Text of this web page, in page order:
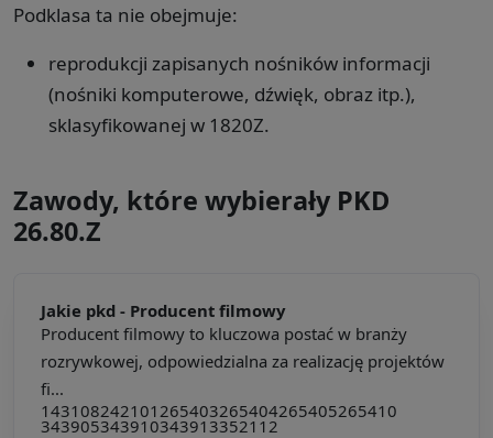
Podklasa ta nie obejmuje:
reprodukcji zapisanych nośników informacji
(nośniki komputerowe, dźwięk, obraz itp.),
sklasyfikowanej w 1820Z.
Zawody, które wybierały PKD
26.80.Z
Jakie pkd - Producent filmowy
Producent filmowy to kluczowa postać w branży
rozrywkowej, odpowiedzialna za realizację projektów
fi...
143108242101 265403265404265405265410
343905343910343913352112